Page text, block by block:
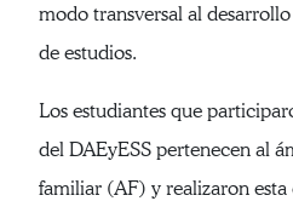
modo transversal al
de estudios.
Los estudiantes que
del DAEyESS pertenecen al
familiar (AF) y realizaron